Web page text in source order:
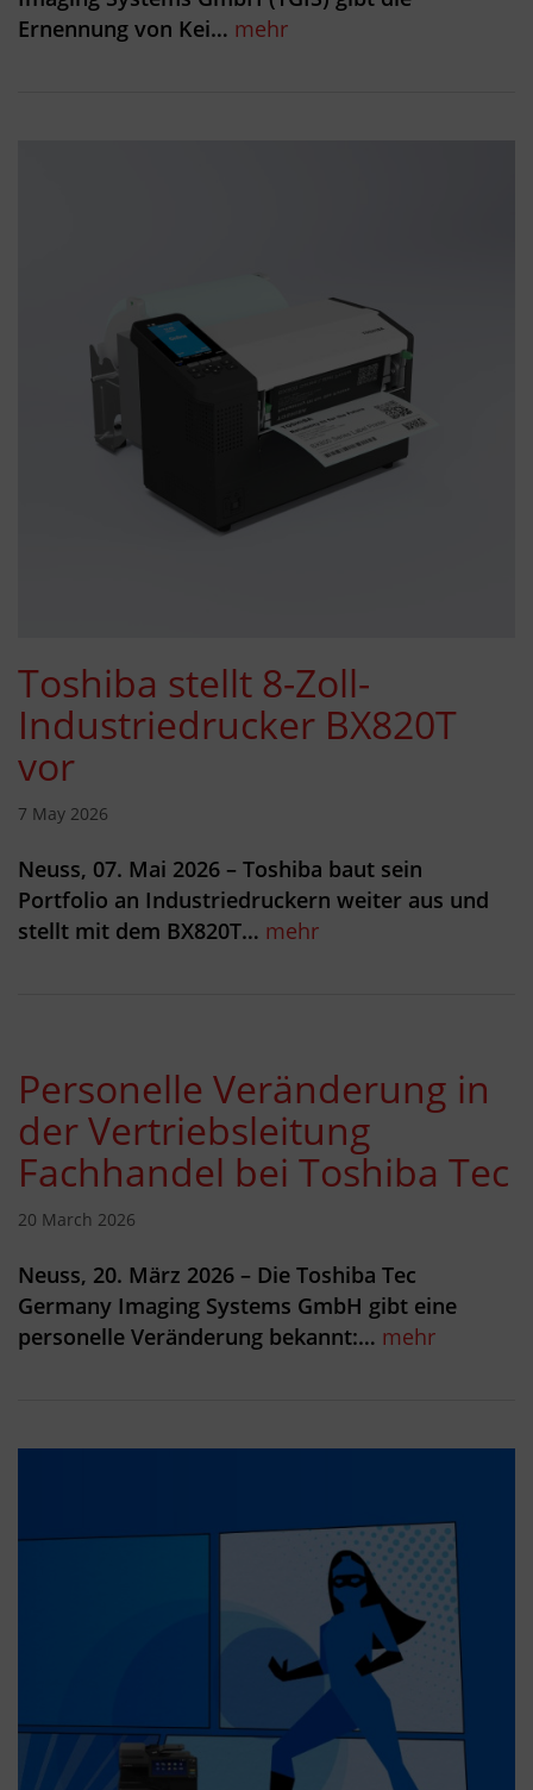
Ernennung von Kei… mehr
Toshiba stellt 8-Zoll-
Industriedrucker BX820T
vor
7 May 2026
Neuss, 07. Mai 2026 – Toshiba baut sein
Portfolio an Industriedruckern weiter aus und
stellt mit dem BX820T… mehr
Personelle Veränderung in
der Vertriebsleitung
Fachhandel bei Toshiba Tec
20 March 2026
Neuss, 20. März 2026 – Die Toshiba Tec
Germany Imaging Systems GmbH gibt eine
personelle Veränderung bekannt:… mehr